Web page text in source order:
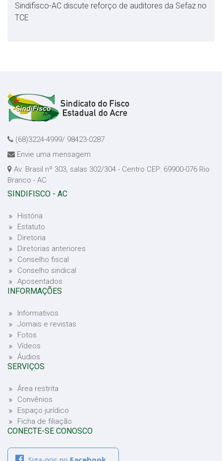
Sindifisco-AC discute reforço de auditores da Sefaz no
TCE
(68)3224-4999/ 98423-0287
Envie uma mensagem
Av. Brasil nº 303, salas 302/304 - Centro CEP: 69900-076 Rio
Branco - AC
SINDIFISCO - AC
História
Estatuto
Diretoria
Diretorias anteriores
Conselho fiscal
Conselho sindical
Aposentados
INFORMAÇÕES
Informativos
Jornais e revistas
Fotos
Vídeos
Áudios
SERVIÇOS
Área restrita
Convênios
Espaço jurídico
Ficha de filiação
CONECTE-SE CONOSCO